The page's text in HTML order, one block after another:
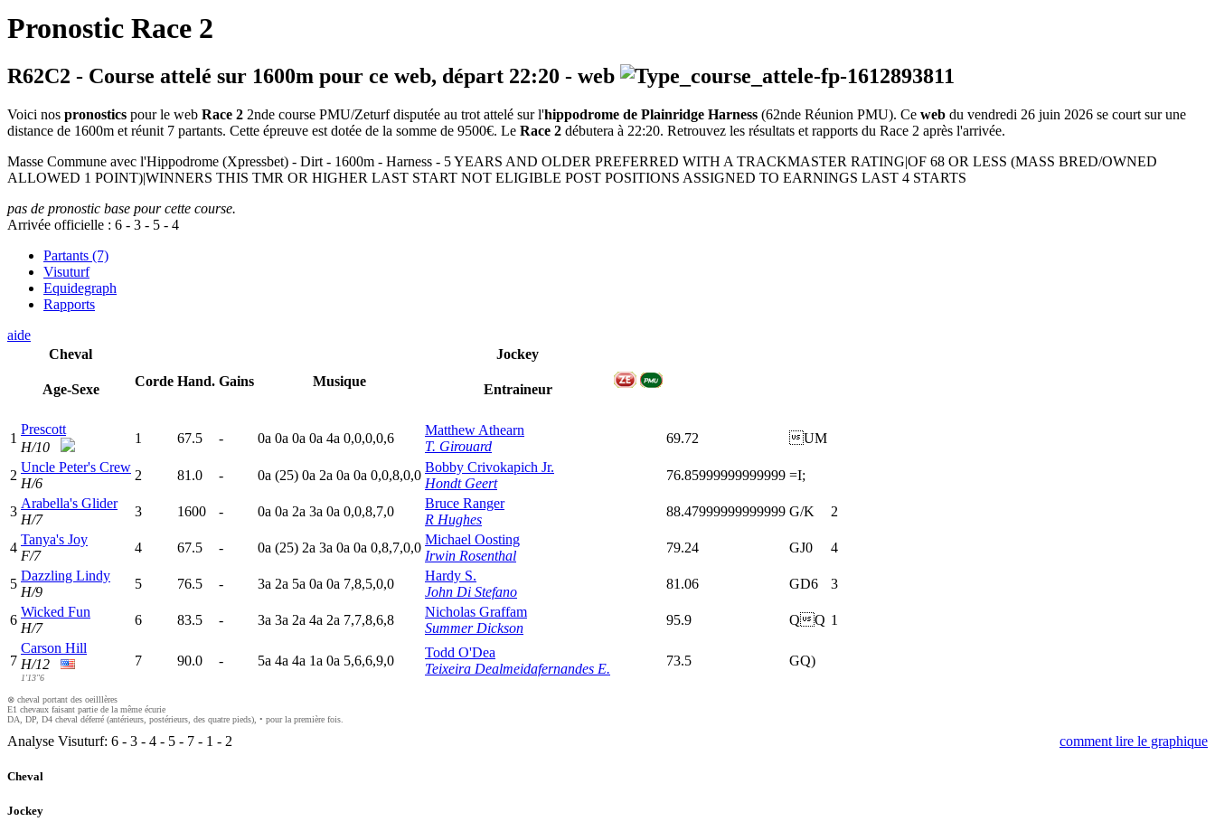
Pronostic Race 2
R62C2 - Course attelé sur 1600m pour ce web, départ 22:20 - web
Voici nos pronostics pour le web Race 2 2nde course PMU/Zeturf disputée au trot attelé sur l'hippodrome de Plainridge Harness (62nde Réunion PMU). Ce web du vendredi 26 juin 2026 se court sur une
distance de 1600m et réunit 7 partants. Cette épreuve est dotée de la somme de 9500€. Le Race 2 débutera à 22:20. Retrouvez les résultats et rapports du Race 2 après l'arrivée.
Masse Commune avec l'Hippodrome (Xpressbet) - Dirt - 1600m - Harness - 5 YEARS AND OLDER PREFERRED WITH A TRACKMASTER RATING|OF 68 OR LESS (MASS BRED/OWNED
ALLOWED 1 POINT)|WINNERS THIS TMR OR HIGHER LAST START NOT ELIGIBLE POST POSITIONS ASSIGNED TO EARNINGS LAST 4 STARTS
pas de pronostic base pour cette course.
Arrivée officielle : 6 - 3 - 5 - 4
Partants (7)
Visuturf
Equidegraph
Rapports
aide
Cheval
Age-Sexe
Corde Hand. Gains Musique
Jockey
Entraineur
1
Prescott
H/10
1 67.5 - 0a 0a 0a 0a 4a 0,0,0,0,6
Matthew Athearn
T. Girouard
69.72 UM
2
Uncle Peter's Crew
H/6
2 81.0 - 0a (25) 0a 2a 0a 0a 0,0,8,0,0
Bobby Crivokapich Jr.
Hondt Geert
76.85999999999999 =I;
3
Arabella's Glider
H/7
3 1600 - 0a 0a 2a 3a 0a 0,0,8,7,0
Bruce Ranger
R Hughes
88.47999999999999 G/K 2
4
Tanya's Joy
F/7
4 67.5 - 0a (25) 2a 3a 0a 0a 0,8,7,0,0
Michael Oosting
Irwin Rosenthal
79.24 GJ0 4
5
Dazzling Lindy
H/9
5 76.5 - 3a 2a 5a 0a 0a 7,8,5,0,0
Hardy S.
John Di Stefano
81.06 GD6 3
6
Wicked Fun
H/7
6 83.5 - 3a 3a 2a 4a 2a 7,7,8,6,8
Nicholas Graffam
Summer Dickson
95.9 QQ 1
7
Carson Hill
H/12
1'13"6
7 90.0 - 5a 4a 4a 1a 0a 5,6,6,9,0
Todd O'Dea
Teixeira Dealmeidafernandes E.
73.5 GQ)
⊗ cheval portant des oeilllères
E1 chevaux faisant partie de la même écurie
DA, DP, D4 cheval déferré (antérieurs, postérieurs, des quatre pieds), • pour la première fois.
Analyse Visuturf: 6 - 3 - 4 - 5 - 7 - 1 - 2 comment lire le graphique
Cheval
Jockey